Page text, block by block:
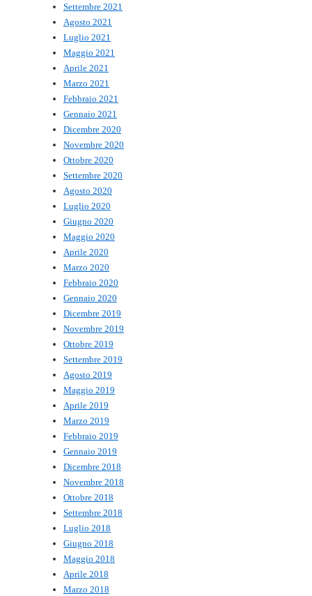
Settembre 2021
Agosto 2021
Luglio 2021
Maggio 2021
Aprile 2021
Marzo 2021
Febbraio 2021
Gennaio 2021
Dicembre 2020
Novembre 2020
Ottobre 2020
Settembre 2020
Agosto 2020
Luglio 2020
Giugno 2020
Maggio 2020
Aprile 2020
Marzo 2020
Febbraio 2020
Gennaio 2020
Dicembre 2019
Novembre 2019
Ottobre 2019
Settembre 2019
Agosto 2019
Maggio 2019
Aprile 2019
Marzo 2019
Febbraio 2019
Gennaio 2019
Dicembre 2018
Novembre 2018
Ottobre 2018
Settembre 2018
Luglio 2018
Giugno 2018
Maggio 2018
Aprile 2018
Marzo 2018